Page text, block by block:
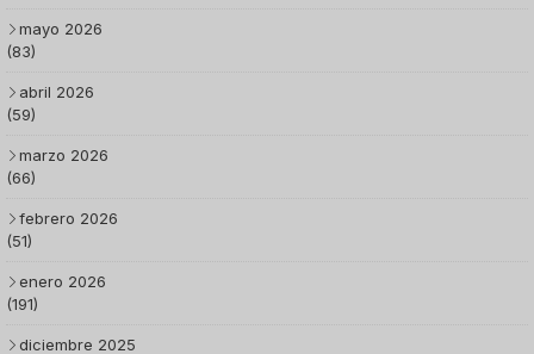
mayo 2026
(83)
abril 2026
(59)
marzo 2026
(66)
febrero 2026
(51)
enero 2026
(191)
diciembre 2025